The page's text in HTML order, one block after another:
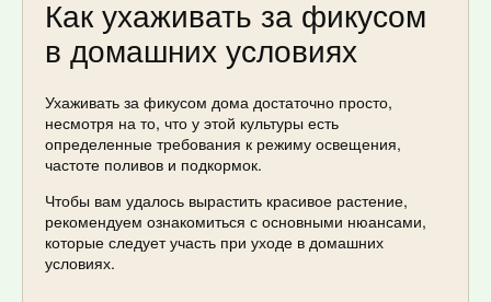
Как ухаживать за фикусом
в домашних условиях
Ухаживать за фикусом дома достаточно просто,
несмотря на то, что у этой культуры есть
определенные требования к режиму освещения,
частоте поливов и подкормок.
Чтобы вам удалось вырастить красивое растение,
рекомендуем ознакомиться с основными нюансами,
которые следует участь при уходе в домашних
условиях.